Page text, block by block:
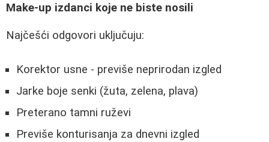
Make-up izdanci koje ne biste nosili
Najčešći odgovori uključuju:
Korektor usne - previše neprirodan izgled
Jarke boje senki (žuta, zelena, plava)
Preterano tamni ruževi
Previše konturisanja za dnevni izgled